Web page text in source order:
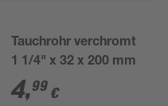
Tauchrohr verchromt
1 1/4" x 32 x 200 mm
4,99 €